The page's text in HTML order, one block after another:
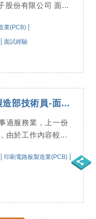
股份有限公司 面...
業(PCB)
面試經驗
欣興電子股份有限公司-製造部技術員-面試經驗分享
過服務業，上一份
由於工作內容較...
印刷電路板製造業(PCB)